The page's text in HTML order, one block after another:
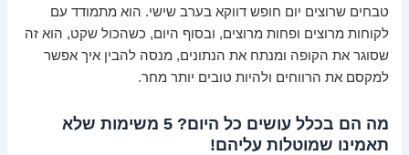
טבחים שרוצים יום חופש דווקא בערב שישי. הוא מתמודד עם
לקוחות מרוצים ופחות מרוצים, ובסוף היום, כשהכול שקט, הוא זה
שסוגר את הקופה ומנתח את הנתונים, מנסה להבין איך אפשר
למקסם את הרווחים ולהיות טובים יותר מחר.
מה הם בכלל עושים כל היום? 5 משימות שלא
תאמינו שמוטלות עליהם!